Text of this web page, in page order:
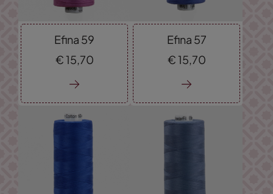
Efina 59
€15,70
Efina 57
€15,70